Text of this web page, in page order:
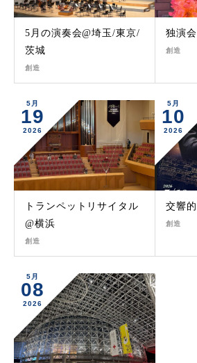
5月の演奏会@埼玉/東京/
茨城
創造
独演
創造
5月
19
2026
トランペットリサイタル
@横浜
創造
5月
10
2026
交響
創造
5月
08
2026